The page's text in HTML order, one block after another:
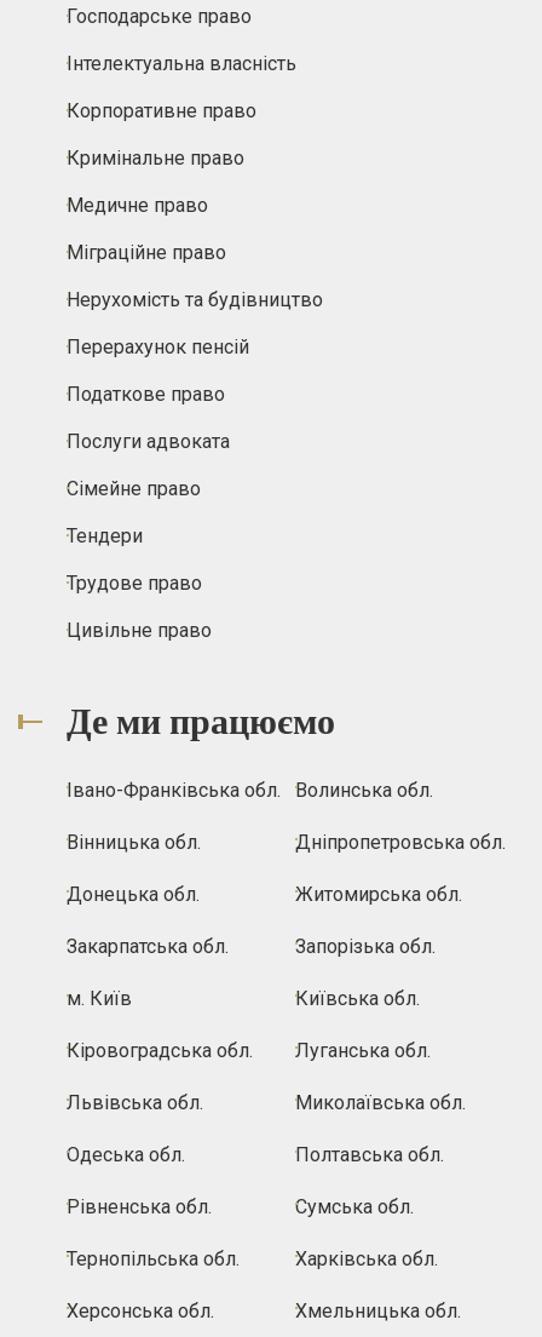
Господарське право
Інтелектуальна власність
Корпоративне право
Кримінальне право
Медичне право
Міграційне право
Нерухомість та будівництво
Перерахунок пенсій
Податкове право
Послуги адвоката
Сімейне право
Тендери
Трудове право
Цивільне право
Де ми працюємо
Івано-Франківська обл. Волинська обл.
Вінницька обл. Дніпропетровська обл.
Донецька обл. Житомирська обл.
Закарпатська обл. Запорізька обл.
м. Київ Київська обл.
Кіровоградська обл. Луганська обл.
Львівська обл. Миколаївська обл.
Одеська обл. Полтавська обл.
Рівненська обл. Сумська обл.
Тернопільська обл. Харківська обл.
Херсонська обл. Хмельницька обл.